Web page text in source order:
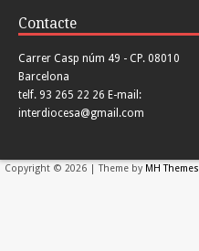
Contacte
Carrer Casp núm 49 - CP. 08010
Barcelona
telf. 93 265 22 26 E-mail:
interdiocesa@gmail.com
Copyright © 2026 | Theme by MH Themes